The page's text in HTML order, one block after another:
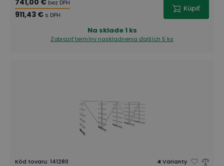
741,00 € bez DPH
911,43 € s DPH
Kúpiť
Na sklade1 ks
Zobraziť termíny naskladnenia ďalších 5 ks
Kód tovaru: 141280 4 Varianty